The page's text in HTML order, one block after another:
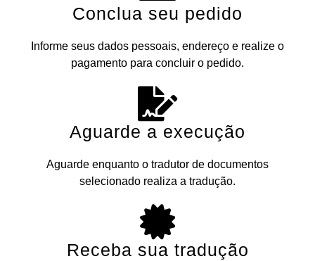
Conclua seu pedido
Informe seus dados pessoais, endereço e realize o
pagamento para concluir o pedido.
Aguarde a execução
Aguarde enquanto o tradutor de documentos
selecionado realiza a tradução.
Receba sua tradução